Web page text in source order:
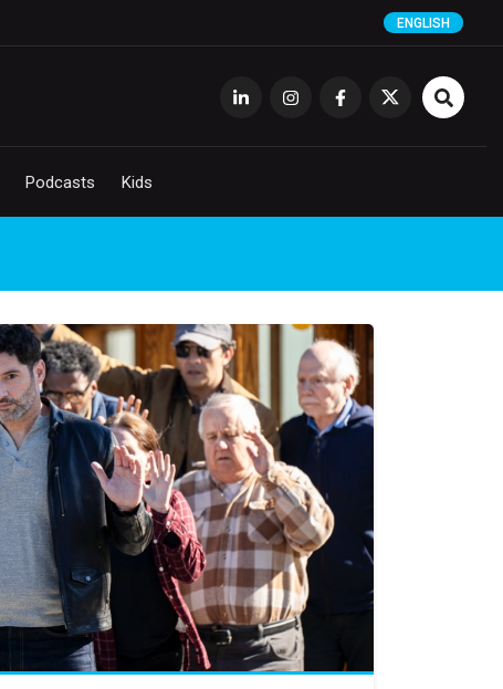
ENGLISH
Podcasts Kids